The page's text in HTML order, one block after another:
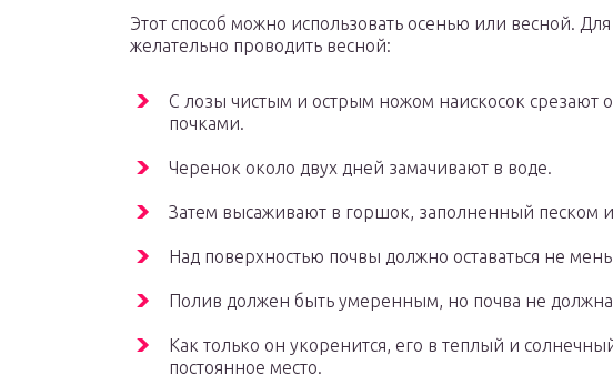
Этот способ можно использовать осенью или весной.
желательно проводить весной:
С лозы чистым и острым ножом наискосок срезают
почками.
Черенок около двух дней замачивают в воде.
Затем высаживают в горшок, заполненный песком
Над поверхностью почвы должно оставаться не
Полив должен быть умеренным, но почва не должна
Как только он укоренится, его в теплый и
постоянное место.